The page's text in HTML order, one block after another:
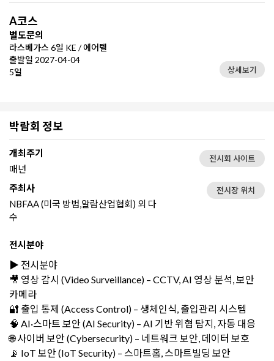
A코스
별도문의
라스베가스 6일 KE / 에어텔
출발일 2027-04-04
5일
상세보기
박람회 정보
개최주기
매년
전시회 사이트
주최사
NBFAA (미국 방범,알람산업협회) 외 다
수
전시장 위치
전시분야
▶️ 전시분야
🎥 영상 감시 (Video Surveillance) – CCTV, AI 영상 분석, 보안
카메라
🔐 출입 통제 (Access Control) – 생체인식, 출입관리 시스템
🧠 AI·스마트 보안 (AI Security) – AI 기반 위협 탐지, 자동 대응
🌐 사이버 보안 (Cybersecurity) – 네트워크 보안, 데이터 보호
📡 IoT 보안 (IoT Security) – 스마트홈, 스마트빌딩 보안